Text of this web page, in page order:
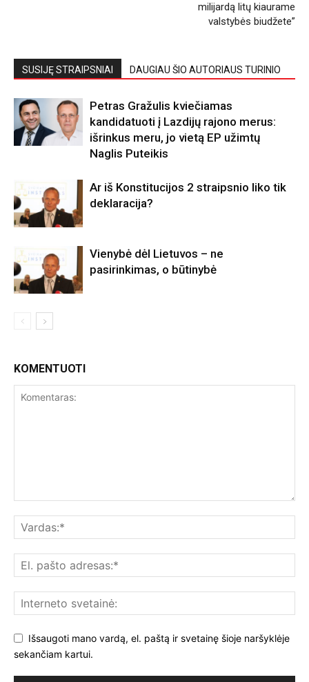
milijardą litų kiaurame
valstybės biudžete”
SUSIJĘ STRAIPSNIAI DAUGIAU ŠIO AUTORIAUS TURINIO
Petras Gražulis kviečiamas
kandidatuoti į Lazdijų rajono merus:
išrinkus meru, jo vietą EP užimtų
Naglis Puteikis
Ar iš Konstitucijos 2 straipsnio liko tik
deklaracija?
Vienybė dėl Lietuvos – ne
pasirinkimas, o būtinybė
KOMENTUOTI
Išsaugoti mano vardą, el. paštą ir svetainę šioje naršyklėje
sekančiam kartui.